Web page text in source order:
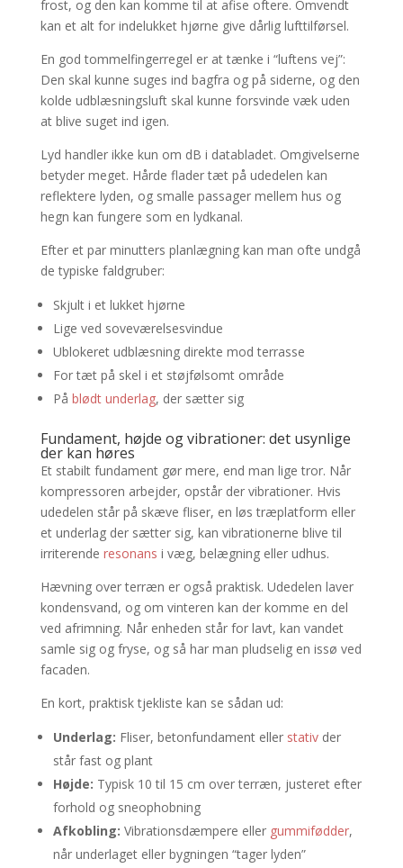
frost, og den kan komme til at afise oftere. Omvendt
kan et alt for indelukket hjørne give dårlig lufttilførsel.
En god tommelfingerregel er at tænke i “luftens vej”:
Den skal kunne suges ind bagfra og på siderne, og den
kolde udblæsningsluft skal kunne forsvinde væk uden
at blive suget ind igen.
Lyd handler ikke kun om dB i databladet. Omgivelserne
betyder meget. Hårde flader tæt på udedelen kan
reflektere lyden, og smalle passager mellem hus og
hegn kan fungere som en lydkanal.
Efter et par minutters planlægning kan man ofte undgå
de typiske faldgruber:
Skjult i et lukket hjørne
Lige ved soveværelsesvindue
Ublokeret udblæsning direkte mod terrasse
For tæt på skel i et støjfølsomt område
På blødt underlag, der sætter sig
Fundament, højde og vibrationer: det usynlige
der kan høres
Et stabilt fundament gør mere, end man lige tror. Når
kompressoren arbejder, opstår der vibrationer. Hvis
udedelen står på skæve fliser, en løs træplatform eller
et underlag der sætter sig, kan vibrationerne blive til
irriterende resonans i væg, belægning eller udhus.
Hævning over terræn er også praktisk. Udedelen laver
kondensvand, og om vinteren kan der komme en del
ved afrimning. Når enheden står for lavt, kan vandet
samle sig og fryse, og så har man pludselig en issø ved
facaden.
En kort, praktisk tjekliste kan se sådan ud:
Underlag: Fliser, betonfundament eller stativder
står fast og plant
Højde: Typisk 10 til 15 cm over terræn, justeret efter
forhold og sneophobning
Afkobling: Vibrationsdæmpere eller gummifødder,
når underlaget eller bygningen “tager lyden”